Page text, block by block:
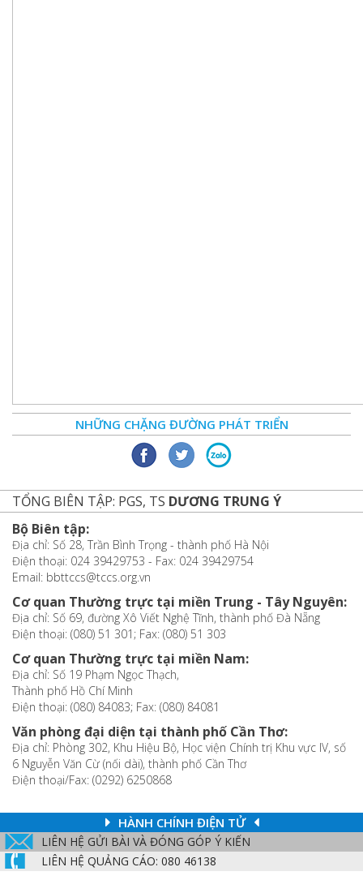
NHỮNG CHẶNG ĐƯỜNG PHÁT TRIỂN
TỔNG BIÊN TẬP: PGS, TS DƯƠNG TRUNG Ý
Bộ Biên tập:
Địa chỉ: Số 28, Trần Bình Trọng - thành phố Hà Nội
Điện thoại: 024 39429753 - Fax: 024 39429754
Email: bbttccs@tccs.org.vn
Cơ quan Thường trực tại miền Trung - Tây Nguyên:
Địa chỉ: Số 69, đường Xô Viết Nghệ Tĩnh, thành phố Đà Nẵng
Điện thoại: (080) 51 301; Fax: (080) 51 303
Cơ quan Thường trực tại miền Nam:
Địa chỉ: Số 19 Phạm Ngọc Thạch,
Thành phố Hồ Chí Minh
Điện thoại: (080) 84083; Fax: (080) 84081
Văn phòng đại diện tại thành phố Cần Thơ:
Địa chỉ: Phòng 302, Khu Hiệu Bộ, Học viện Chính trị Khu vực IV, số
6 Nguyễn Văn Cừ (nối dài), thành phố Cần Thơ
Điện thoại/Fax: (0292) 6250868
HÀNH CHÍNH ĐIỆN TỬ
LIÊN HỆ GỬI BÀI VÀ ĐÓNG GÓP Ý KIẾN
LIÊN HỆ QUẢNG CÁO: 080 46138